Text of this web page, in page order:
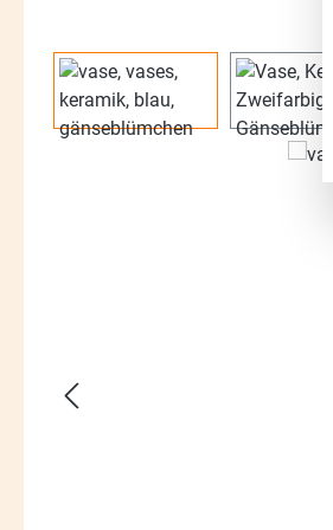
Bildergalerie überspringen